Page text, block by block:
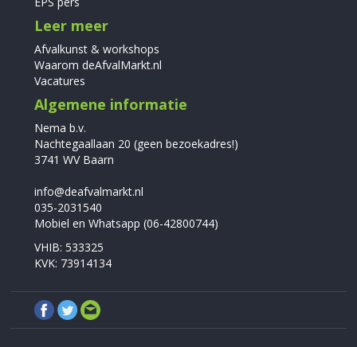
Leer meer
Afvalkunst & workshops
Waarom deAfvalMarkt.nl
Vacatures
Algemene informatie
Nema b.v.
Nachtegaallaan 20 (geen bezoekadres!)
3741 WV Baarn
info@deafvalmarkt.nl
035-2031540
Mobiel en Whatsapp (06-42800744)
VHIB: 533325
KVK: 73914134